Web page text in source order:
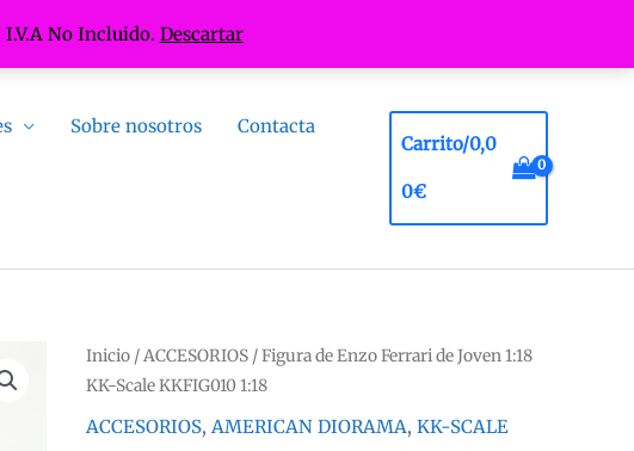
No Incluido. Descartar
Sobre nosotros Contacta
Carrito/0,0
0€
Inicio /ACCESORIOS / Figura de Enzo Ferrari de Joven 1:18
KK-Scale KKFIG010 1:18
ACCESORIOS, AMERICAN DIORAMA,KK-SCALE